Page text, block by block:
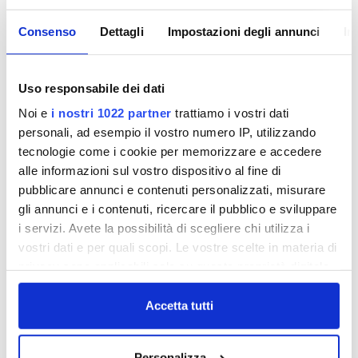
Consenso Dettagli Impostazioni degli annunci
Uso responsabile dei dati
Noi e i nostri 1022 partner trattiamo i vostri dati
personali, ad esempio il vostro numero IP, utilizzando
tecnologie come i cookie per memorizzare e accedere
alle informazioni sul vostro dispositivo al fine di
pubblicare annunci e contenuti personalizzati, misurare
gli annunci e i contenuti, ricercare il pubblico e sviluppare
i servizi. Avete la possibilità di scegliere chi utilizza i
vostri dati e per quali scopi. Le vostre scelte in materia di
in cui avete effettuato le vostre scelte. È possibile
modificare o revocare il proprio consenso in qualsiasi
momento dalla Dichiarazione sui cookie o facendo clic
Accetta tutti
lavori di modifiche interne ed esterne immobile in
Via Targetti n. 26 – Prato (PO)
VISUALIZZA DOCUMENTI
Lavori - N.6/2005 - Esito Pubblico
Incanto
tratto tombato ubicato presso il Piazzale Matteotti
nel Comune di San Giovanni Valdarno
VISUALIZZA DOCUMENTI